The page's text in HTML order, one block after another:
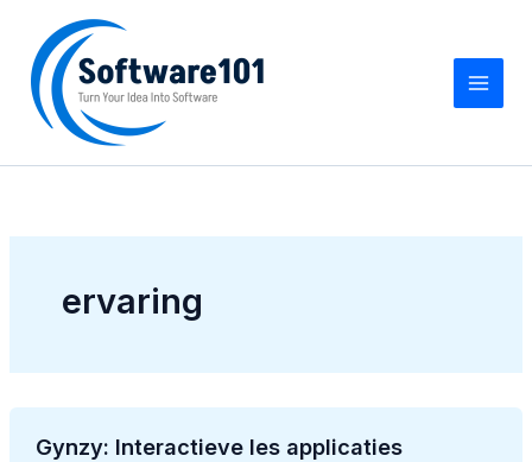
inhoud
ervaring
Gynzy: Interactieve les applicaties
e
k
e